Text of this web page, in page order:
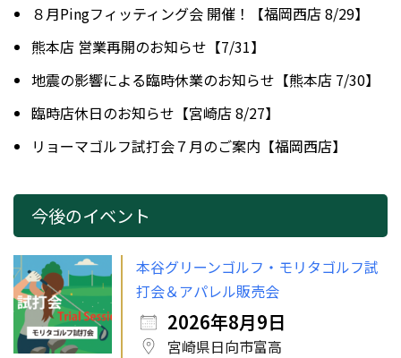
８月Pingフィッティング会 開催！【福岡西店 8/29】
熊本店 営業再開のお知らせ【7/31】
地震の影響による臨時休業のお知らせ【熊本店 7/30】
臨時店休日のお知らせ【宮崎店 8/27】
リョーマゴルフ試打会７月のご案内【福岡西店】
今後のイベント
本谷グリーンゴルフ・モリタゴルフ試
打会＆アパレル販売会
2026年8月9日
宮崎県日向市富高